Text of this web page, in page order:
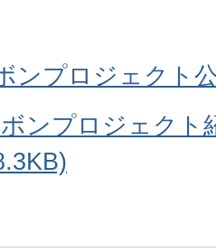
ンプロジェクト
ンプロジェクト